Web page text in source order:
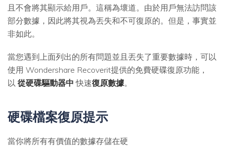
且不會將其顯示給用戶。這稱為壞道。由於用戶無法訪問該
部分數據，因此將其視為丟失和不可復原的。但是，事實並
非如此。
當您遇到上面列出的所有問題並且丟失了重要數據時，可以
使用 Wondershare Recoverit提供的免費硬碟復原功能，
以 從硬碟驅動器中 快速復原數據。
硬碟檔案復原提示
當你將所有有價值的數據存儲在硬